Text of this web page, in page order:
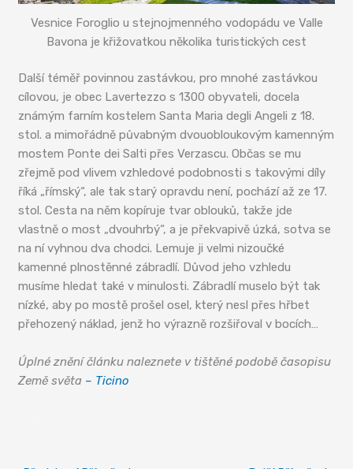
Vesnice Foroglio u stejnojmenného vodopádu ve Valle
Bavona je křižovatkou několika turistických cest
Další téměř povinnou zastávkou, pro mnohé zastávkou
cílovou, je obec Lavertezzo s 1300 obyvateli, docela
známým farním kostelem Santa Maria degli Angeli z 18.
stol. a mimořádně půvabným dvouobloukovým kamenným
mostem Ponte dei Salti přes Verzascu. Občas se mu
zřejmě pod vlivem vzhledové podobnosti s takovými díly
říká „římský“, ale tak starý opravdu není, pochází až ze 17.
stol. Cesta na něm kopíruje tvar oblouků, takže jde
vlastně o most „dvouhrbý“, a je překvapivě úzká, sotva se
na ní vyhnou dva chodci. Lemuje ji velmi nizoučké
kamenné plnostěnné zábradlí. Důvod jeho vzhledu
musíme hledat také v minulosti. Zábradlí muselo být tak
nízké, aby po mostě prošel osel, který nesl přes hřbet
přehozený náklad, jenž ho výrazně rozšiřoval v bocích…
Úplné znění článku naleznete v tištěné podobě časopisu
Země světa – Ticino